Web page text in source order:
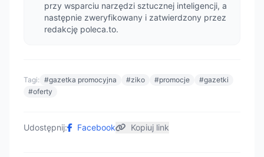
przy wsparciu narzędzi sztucznej inteligencji, a
następnie zweryfikowany i zatwierdzony przez
redakcję poleca.to.
Tagi: #gazetka promocyjna #ziko #promocje
#gazetki
#oferty
Udostępnij: Facebook Kopiuj link